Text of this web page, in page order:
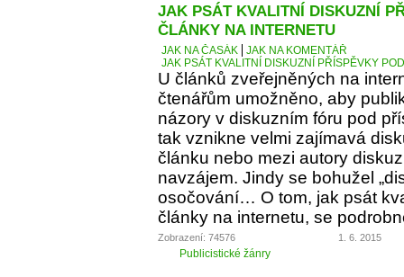
JAK PSÁT KVALITNÍ DISKUZNÍ
ČLÁNKY NA INTERNETU
JAK NA ČASÁK
JAK NA KOMENTÁŘ
JAK PSÁT KVALITNÍ DISKUZNÍ PŘÍSPĚVKY
U článků zveřejněných na
čtenářům umožněno, aby
názory v diskuzním fóru pod
tak vznikne velmi zajímavá
článku nebo mezi autory
navzájem. Jindy se bohužel
osočování… O tom, jak psát
články na internetu, se
Zobrazení: 74576 1. 6. 2015
Publicistické žánry